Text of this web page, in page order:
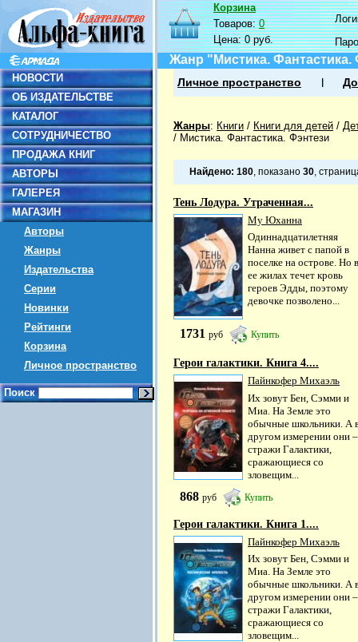
НОВОСТИ
ОБ ИЗДАТЕЛЬСТВЕ
КАТАЛОГ
СОТРУДНИЧЕСТВО
ПРОДАЖА КНИГ
АВТОРЫ
ГАЛЕРЕЯ
МАГАЗИН
Авторы
Жанры
Издательства
Серии
Новинки
Рейтинги
Корзина
Личное пространство
Поиск
Корзина
Товаров:0
Цена:0 руб.
Жанр "Мистика. Фантастика.
Личное пространство
Жанры: Книги / Книги для детей /
/ Мистика. Фантастика. Фэнтези
Найдено: 180, показано 30,
Тень Лодура. Утраченная...
Му Юханна
Одиннадцатилетняя
Нанна живет с папой в
поселке на острове. Но в
ее жилах течет кровь
героев Эдды, поэтому
девочке позволено...
1731 руб Купить
Герои галактики. Книга 4....
Пайнкофер Михаэль
Их зовут Бен, Сэмми и
Миа. На Земле это
обычные школьники. А
другом измерении они –
стражи Галактики,
сражающиеся со
зловещим...
868 руб Купить
Герои галактики. Книга 1....
Пайнкофер Михаэль
Их зовут Бен, Сэмми и
Миа. На Земле это
обычные школьники. А
другом измерении они –
стражи Галактики,
сражающиеся со
зловещим...